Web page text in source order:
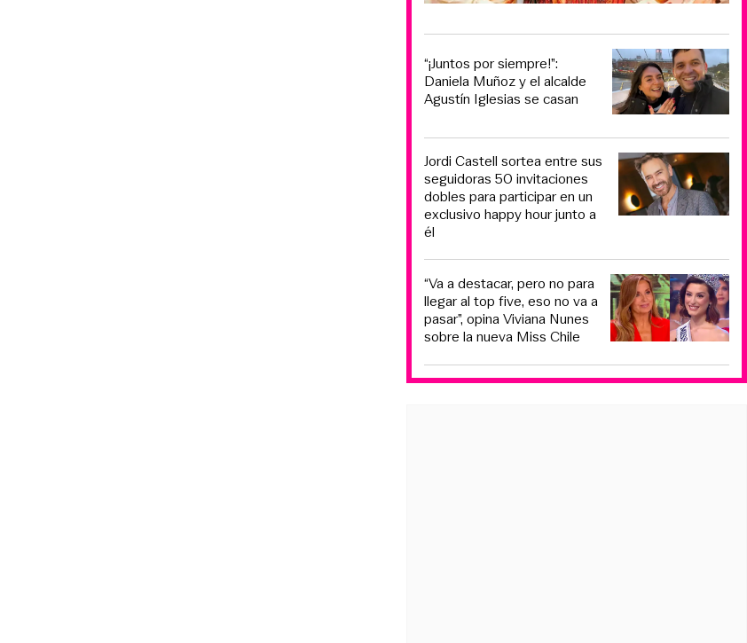
“¡Juntos por siempre!”:
Daniela Muñoz y el alcalde
Agustín Iglesias se casan
Jordi Castell sortea entre sus
seguidoras 50 invitaciones
dobles para participar en un
exclusivo happy hour junto a
él
“Va a destacar, pero no para
llegar al top five, eso no va a
pasar”, opina Viviana Nunes
sobre la nueva Miss Chile